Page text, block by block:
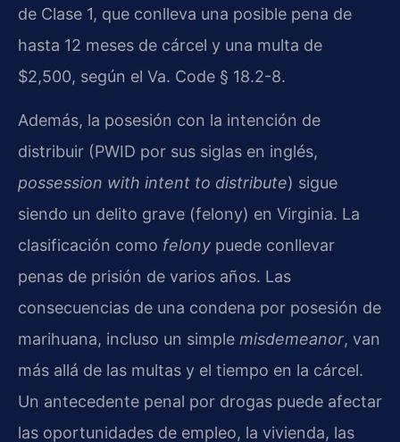
de Clase 1, que conlleva una posible pena de
hasta 12 meses de cárcel y una multa de
$2,500, según el Va. Code § 18.2-8.
Además, la posesión con la intención de
distribuir (PWID por sus siglas en inglés,
possession with intent to distribute) sigue
siendo un delito grave (felony) en Virginia. La
clasificación como felony puede conllevar
penas de prisión de varios años. Las
consecuencias de una condena por posesión de
marihuana, incluso un simple misdemeanor, van
más allá de las multas y el tiempo en la cárcel.
Un antecedente penal por drogas puede afectar
las oportunidades de empleo, la vivienda, las